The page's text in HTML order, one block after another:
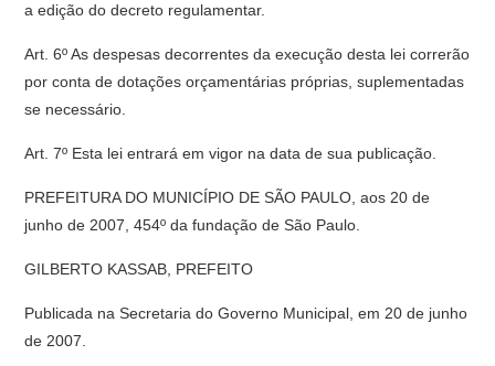
a edição do decreto regulamentar.
Art. 6º As despesas decorrentes da execução desta lei correrão
por conta de dotações orçamentárias próprias, suplementadas
se necessário.
Art. 7º Esta lei entrará em vigor na data de sua publicação.
PREFEITURA DO MUNICÍPIO DE SÃO PAULO, aos 20 de
junho de 2007, 454º da fundação de São Paulo.
GILBERTO KASSAB, PREFEITO
Publicada na Secretaria do Governo Municipal, em 20 de junho
de 2007.